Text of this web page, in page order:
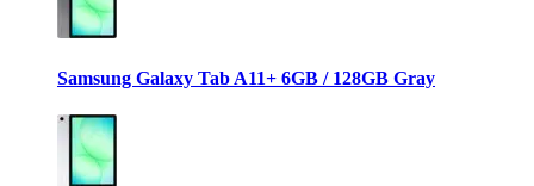
Samsung Galaxy Tab A11+ 6GB / 128GB Gray